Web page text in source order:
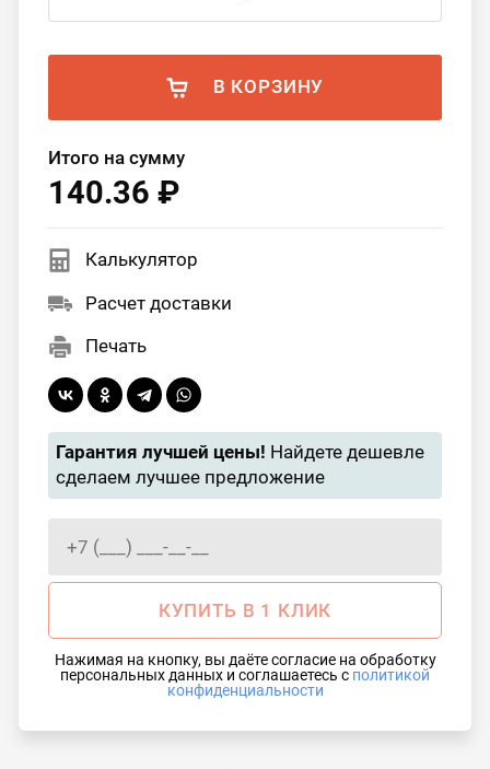
В КОРЗИНУ
Итого на сумму
140.36 ₽
Калькулятор
Расчет доставки
Печать
Гарантия лучшей цены! Найдете дешевле
сделаем лучшее предложение
КУПИТЬ В 1 КЛИК
Нажимая на кнопку, вы даёте согласие на обработку
персональных данных и соглашаетесь с политикой
конфиденциальности